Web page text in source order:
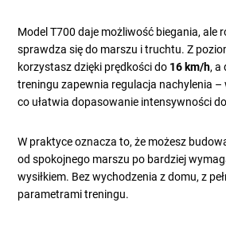
Model T700 daje możliwość biegania, ale
sprawdza się do marszu i truchtu. Z
korzystasz dzięki prędkości do 16 km/h, a
treningu zapewnia regulacja nachylenia
co ułatwia dopasowanie intensywności
W praktyce oznacza to, że możesz
od spokojnego marszu po bardziej
wysiłkiem. Bez wychodzenia z domu, z
parametrami treningu.